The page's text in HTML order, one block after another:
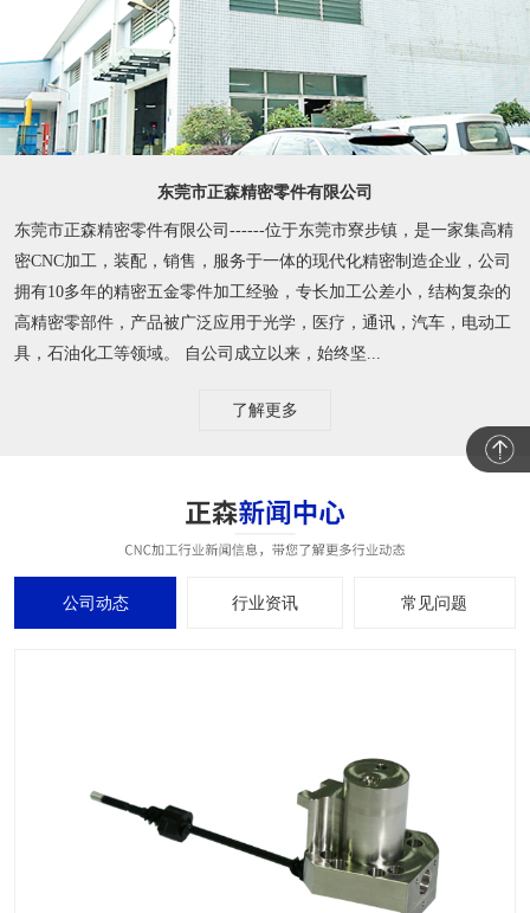
东莞市正森精密零件有限公司
东莞市正森精密零件有限公司------位于东莞市寮步镇，是一家集高精
密CNC加工，装配，销售，服务于一体的现代化精密制造企业，公司
拥有10多年的精密五金零件加工经验，专长加工公差小，结构复杂的
高精密零部件，产品被广泛应用于光学，医疗，通讯，汽车，电动工
具，石油化工等领域。 自公司成立以来，始终坚...
了解更多
公司动态 行业资讯 常见问题